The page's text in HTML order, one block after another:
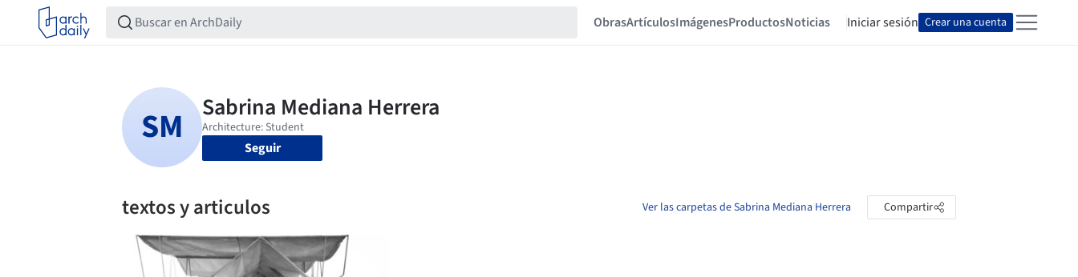
ObrasArtículosImágenesProductosNoticias Iniciar sesión Crear una cuenta
Seguir
textos y articulos Ver las carpetas de Sabrina Mediana Herrera Compartir